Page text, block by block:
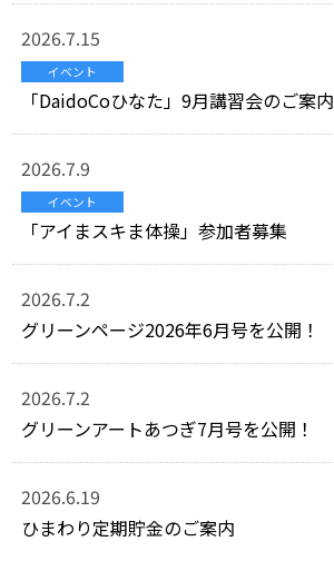
2026.7.15
イベント
「DaidoCoひなた」9月講習会のご案内
2026.7.9
イベント
「アイまスキま体操」参加者募集
2026.7.2
グリーンページ2026年6月号を公開！
2026.7.2
グリーンアートあつぎ7月号を公開！
2026.6.19
ひまわり定期貯金のご案内